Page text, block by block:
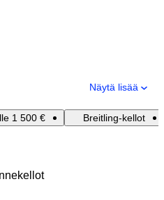
Näytä lisää
1 500 € Breitling-kellot